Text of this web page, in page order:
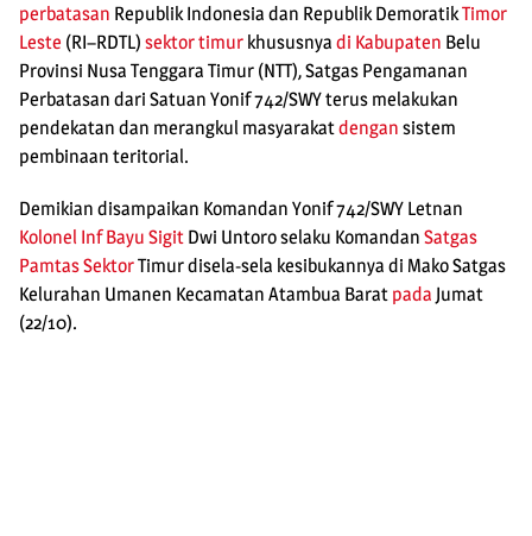
perbatasan Republik Indonesia dan Republik DemoratikTimor
Leste (RI–RDTL) sektor timur khususnya di Kabupaten Belu
Provinsi Nusa Tenggara Timur (NTT), Satgas Pengamanan
Perbatasan dari Satuan Yonif 742/SWY terus melakukan
pendekatan dan merangkul masyarakatdengan sistem
pembinaan teritorial.
Demikian disampaikan Komandan Yonif 742/SWY Letnan
Kolonel Inf Bayu Sigit Dwi Untoro selaku Komandan Satgas
Pamtas SektorTimur disela-sela kesibukannya di Mako Satgas
Kelurahan Umanen Kecamatan Atambua Barat pada Jumat
(22/10).